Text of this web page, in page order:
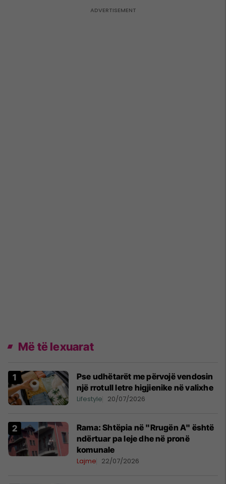
Më të lexuarat
Pse udhëtarët me përvojë vendosin
një rrotull letre higjienike në valixhe
Lifestyle 20/07/2026
Rama: Shtëpia në "Rrugën A" është
ndërtuar pa leje dhe në pronë
komunale
Lajme 22/07/2026